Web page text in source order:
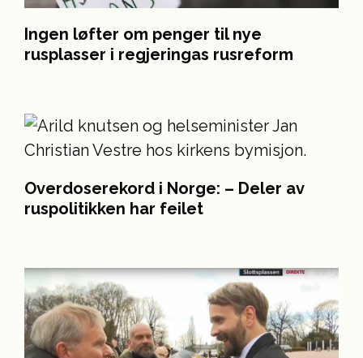
Ingen løfter om penger til nye
rusplasser i regjeringas rusreform
Overdoserekord i Norge: –⁠ Deler av
ruspolitikken har feilet